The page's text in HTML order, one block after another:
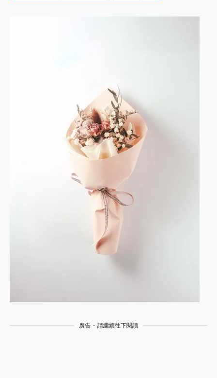
廣告 - 請繼續往下閱讀